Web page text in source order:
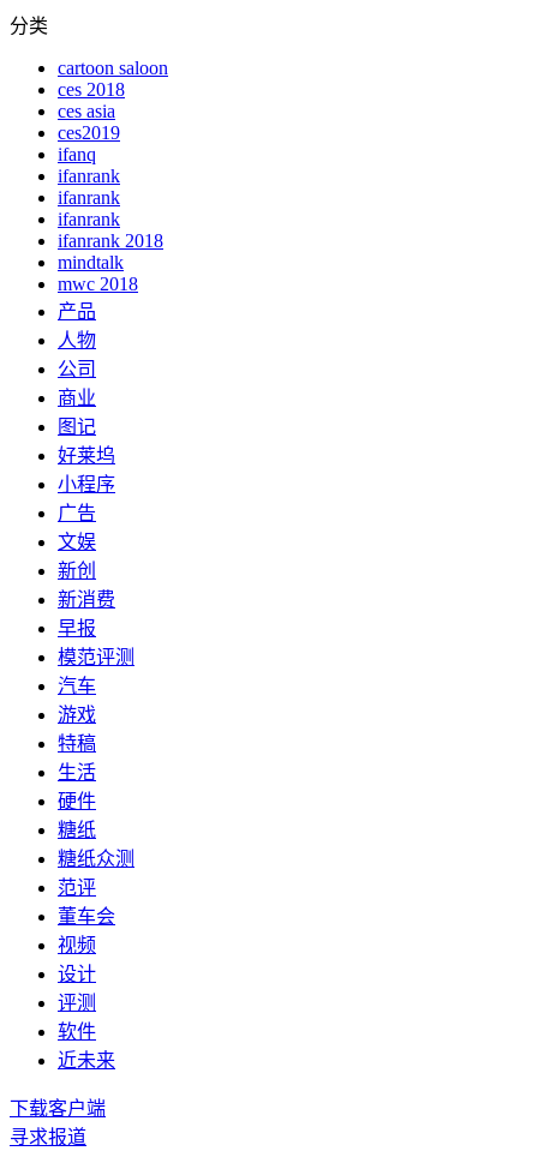
分类
cartoon saloon
ces 2018
ces asia
ces2019
ifanq
ifanrank
ifanrank
ifanrank
ifanrank 2018
mindtalk
mwc 2018
产品
人物
公司
商业
图记
好莱坞
小程序
广告
文娱
新创
新消费
早报
模范评测
汽车
游戏
特稿
生活
硬件
糖纸
糖纸众测
范评
董车会
视频
设计
评测
软件
近未来
下载客户端
寻求报道